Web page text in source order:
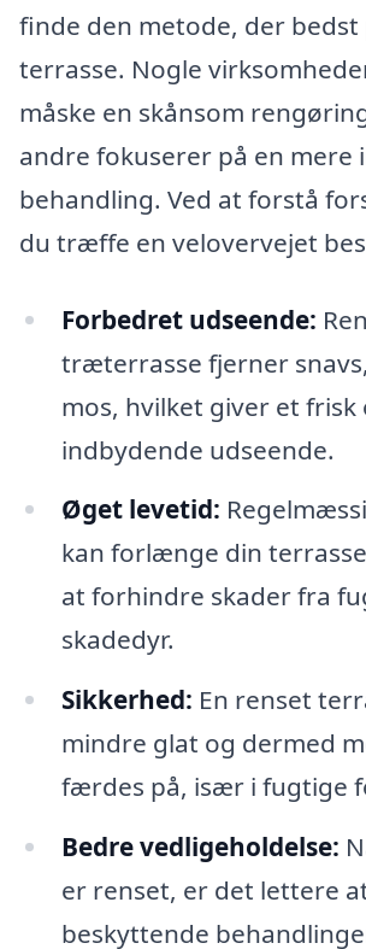
finde den metode, der bedst
terrasse. Nogle
måske en skånsom
andre fokuserer på en mere
behandling. Ved at forstå
du træffe en velovervejet
Forbedret udseende:
træterrasse fjerner
mos, hvilket giver et frisk
indbydende udseende.
Øget levetid:
kan forlænge din
at forhindre skader fra
skadedyr.
Sikkerhed: En renset
mindre glat og dermed
færdes på, især i fugtige
Bedre vedligeholdelse:
er renset, er det lettere
beskyttende